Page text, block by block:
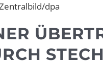
dpa